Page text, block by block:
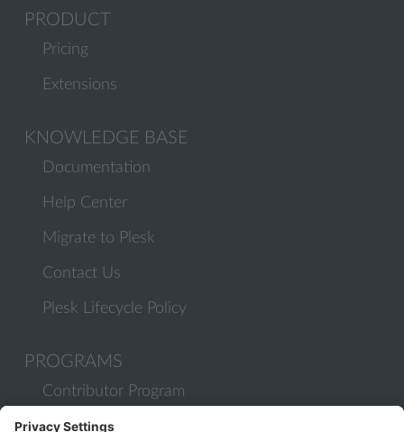
PRODUCT
Pricing
Extensions
KNOWLEDGE BASE
Documentation
Help Center
Migrate to Plesk
Contact Us
Plesk Lifecycle Policy
PROGRAMS
Contributor Program
Partner Program